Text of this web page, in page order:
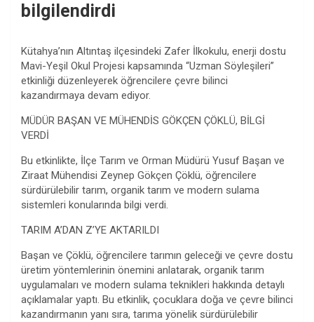
bilgilendirdi
Kütahya’nın Altıntaş ilçesindeki Zafer İlkokulu, enerji dostu
Mavi-Yeşil Okul Projesi kapsamında “Uzman Söyleşileri”
etkinliği düzenleyerek öğrencilere çevre bilinci
kazandırmaya devam ediyor.
MÜDÜR BAŞAN VE MÜHENDİS GÖKÇEN ÇÖKLÜ, BİLGİ
VERDİ
Bu etkinlikte, İlçe Tarım ve Orman Müdürü Yusuf Başan ve
Ziraat Mühendisi Zeynep Gökçen Çöklü, öğrencilere
sürdürülebilir tarım, organik tarım ve modern sulama
sistemleri konularında bilgi verdi.
TARIM A’DAN Z’YE AKTARILDI
Başan ve Çöklü, öğrencilere tarımın geleceği ve çevre dostu
üretim yöntemlerinin önemini anlatarak, organik tarım
uygulamaları ve modern sulama teknikleri hakkında detaylı
açıklamalar yaptı. Bu etkinlik, çocuklara doğa ve çevre bilinci
kazandırmanın yanı sıra, tarıma yönelik sürdürülebilir